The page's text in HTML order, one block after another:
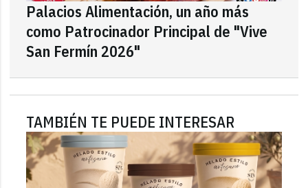
Palacios Alimentación, un año más
como Patrocinador Principal de "Vive
San Fermín 2026"
TAMBIÉN TE PUEDE INTERESAR